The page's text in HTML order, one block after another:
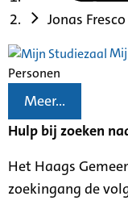
Jonas Fresco
Personen
Meer...
Hulp bij zoeken
Het Haags
zoekingang de